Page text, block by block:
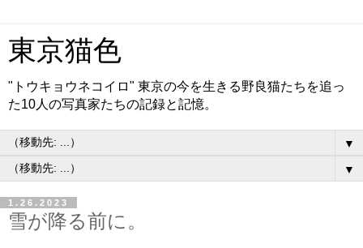
東京猫色
"トウキョウネコイロ" 東京の今を生きる野良猫たちを追っ
た10人の写真家たちの記録と記憶。
▼
▼
1.26.2023
雪が降る前に。